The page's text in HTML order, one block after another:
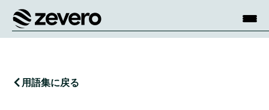
ホーム
用語集に戻る